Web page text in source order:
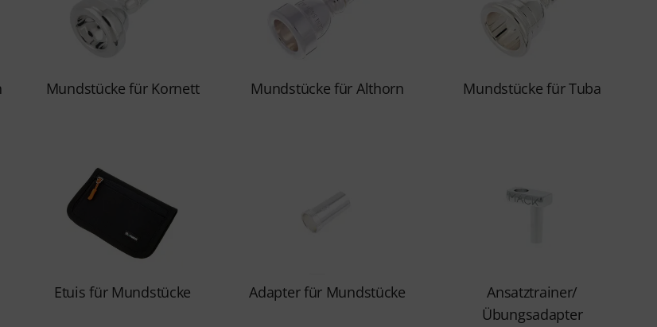
Mundstücke für Kornett Mundstücke für Althorn Mundstücke für Tuba
Etuis für Mundstücke Adapter für Mundstücke
Ansatztrainer/
Übungsadapter